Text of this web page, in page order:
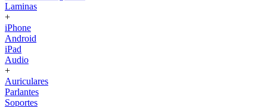
Laminas
+
iPhone
Android
iPad
Audio
+
Auriculares
Parlantes
Soportes